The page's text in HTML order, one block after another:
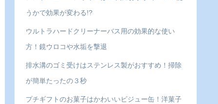
うかで効果が変わる!?
ウルトラハードクリーナーバス用の効果的な使い
方！鏡ウロコや水垢を撃退
排水溝のゴミ受けはステンレス製がおすすめ！掃除
が簡単たったの３秒
プチギフトのお菓子はかわいいビジュー缶！洋菓子